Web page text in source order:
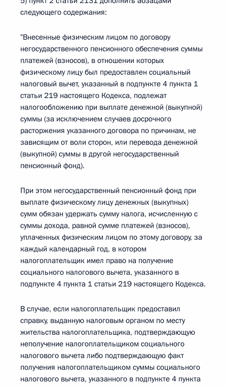
следующего содержания:
"Внесенные физическим лицом по договору
негосударственного пенсионного обеспечения суммы
платежей (взносов), в отношении которых
физическому лицу был предоставлен социальный
налоговый вычет, указанный в подпункте 4 пункта 1
статьи 219 настоящего Кодекса, подлежат
налогообложению при выплате денежной (выкупной)
суммы (за исключением случаев досрочного
расторжения указанного договора по причинам, не
зависящим от воли сторон, или перевода денежной
(выкупной) суммы в другой негосударственный
пенсионный фонд).
При этом негосударственный пенсионный фонд при
выплате физическому лицу денежных (выкупных)
сумм обязан удержать сумму налога, исчисленную с
суммы дохода, равной сумме платежей (взносов),
уплаченных физическим лицом по этому договору, за
каждый календарный год, в котором
налогоплательщик имел право на получение
социального налогового вычета, указанного в
подпункте 4 пункта 1 статьи 219 настоящего Кодекса.
В случае, если налогоплательщик предоставил
справку, выданную налоговым органом по месту
жительства налогоплательщика, подтверждающую
неполучение налогоплательщиком социального
налогового вычета либо подтверждающую факт
получения налогоплательщиком суммы социального
налогового вычета, указанного в подпункте 4 пункта